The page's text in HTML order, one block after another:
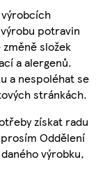
potravin
složek
a alergenů.
a nespoléhat se
stránkách.
získat radu
Oddělení
výrobku,